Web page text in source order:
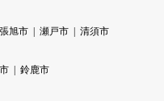
旭市 瀬戸市
清須市
鈴鹿市